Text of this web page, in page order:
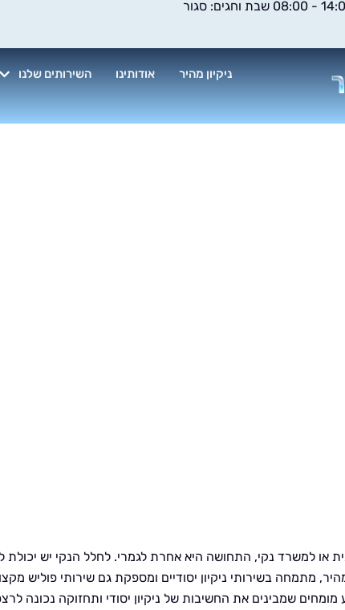
ניקיון מהיר אודותינו השירותים שלנו
או למשרד נקי, התחושה היא אחרת לגמרי. לחלל הנקי יש יכולת
מתמחה בשירותי ניקיון יסודיים ומספקת גם שירותי פוליש
מומחים שמבינים את החשיבות של ניקיון יסודי ותחזוקה נכונה